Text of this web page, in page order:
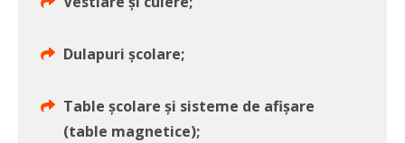
Dulapuri şcolare;
Table școlare și sisteme de afișare
(table magnetice);